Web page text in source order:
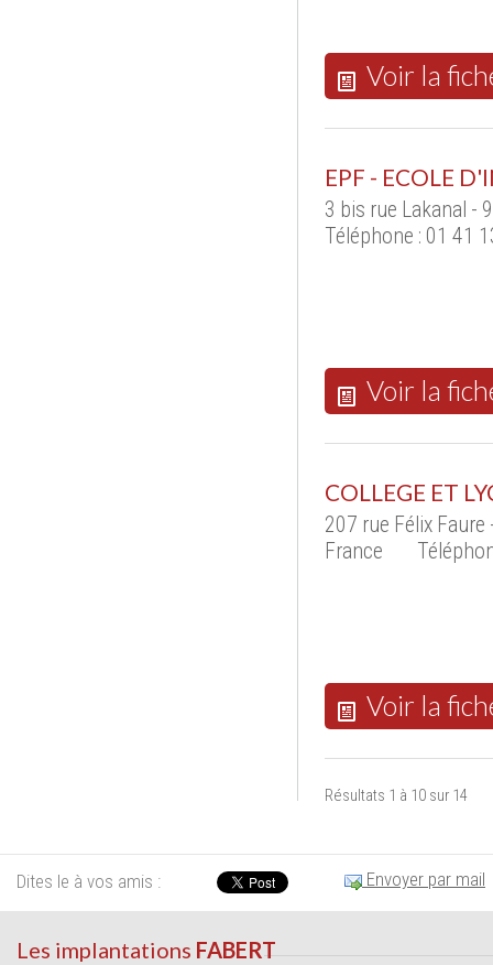
Voir la
EPF - ECOLE
3 bis rue Lakanal -
Téléphone : 01 41
Voir la
COLLEGE ET
207 rue Félix Faure
France
Voir la
Résultats 1 à 10 sur 14
Dites le à vos amis : Envoyer par mail
Les implantations FABERT